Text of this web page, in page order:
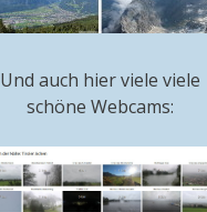
Und auch hier viele viele
schöne Webcams: